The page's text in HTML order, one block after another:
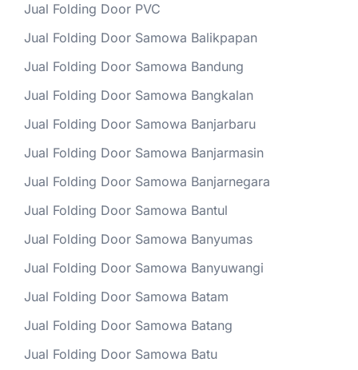
Jual Folding Door PVC
Jual Folding Door Samowa Balikpapan
Jual Folding Door Samowa Bandung
Jual Folding Door Samowa Bangkalan
Jual Folding Door Samowa Banjarbaru
Jual Folding Door Samowa Banjarmasin
Jual Folding Door Samowa Banjarnegara
Jual Folding Door Samowa Bantul
Jual Folding Door Samowa Banyumas
Jual Folding Door Samowa Banyuwangi
Jual Folding Door Samowa Batam
Jual Folding Door Samowa Batang
Jual Folding Door Samowa Batu